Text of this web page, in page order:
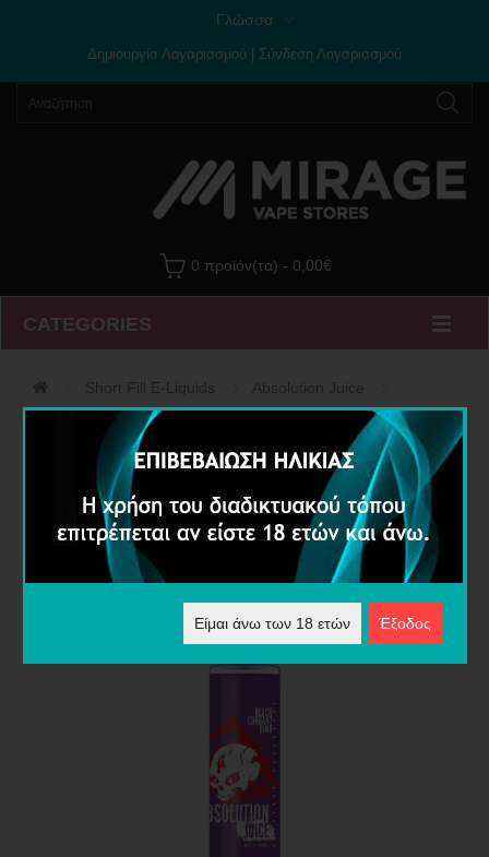
Γλώσσα
Δημιουργία Λογαριασμού Σύνδεση Λογαριασμού
0 προϊόν(τα) - 0,00€
CATEGORIES
Short Fill E-Liquids
Absolution Juice
Υγρό Αναπλήρωσης Black Currant Bina
Είμαι άνω των 18 ετών Έξοδος